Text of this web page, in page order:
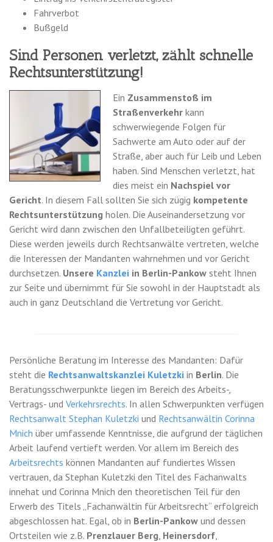
Fahrverbot
Bußgeld
Sind Personen verletzt, zählt schnelle
Rechtsunterstützung!
Ein Zusammenstoß im
Straßenverkehr kann
schwerwiegende Folgen für
Sachwerte am Auto oder auf der
Straße, aber auch für Leib und Leben
haben. Sind Menschen verletzt, hat
dies meist ein Nachspiel vor
Gericht. In diesem Fall sollten Sie sich zügig kompetente
Rechtsunterstützung holen. Die Auseinandersetzung vor
Gericht wird dann zwischen den Unfallbeteiligten geführt.
Diese werden jeweils durch Rechtsanwälte vertreten, welche
die Interessen der Mandanten wahrnehmen und vor Gericht
durchsetzen. Unsere Kanzlei in Berlin-Pankow steht Ihnen
zur Seite und übernimmt für Sie sowohl in der Hauptstadt als
auch in ganz Deutschland die Vertretung vor Gericht.
Persönliche Beratung im Interesse des Mandanten: Dafür
steht die Rechtsanwaltskanzlei Kuletzki in Berlin. Die
Beratungsschwerpunkte liegen im Bereich des Arbeits-,
Vertrags- und Verkehrsrechts. In allen Schwerpunkten verfügen
Rechtsanwalt Stephan Kuletzki und Rechtsanwältin Corinna
Mnich über umfassende Kenntnisse, die aufgrund der täglichen
Arbeit laufend vertieft werden. Vor allem im Bereich des
Arbeitsrechts können Mandanten auf fundiertes Wissen
vertrauen, da Stephan Kuletzki den Titel des Fachanwalts
innehat und Corinna Mnich den theoretischen Teil für den
Erwerb des Titels „Fachanwältin für Arbeitsrecht“ erfolgreich
abgeschlossen hat. Egal, ob in Berlin-Pankow und dessen
Ortsteilen wie z.B. Prenzlauer Berg, Heinersdorf,